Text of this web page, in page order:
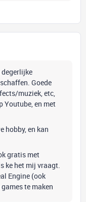
degerlijke
Goede
muziek, etc,
Youtube, en met
hobby, en kan
gratis met
ke het mij vraagt.
Engine (ook
te maken